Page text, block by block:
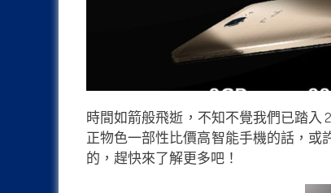
時間如箭般飛逝，不知不覺我們已踏入
正物色一部性比價高智能手機的話，或
的，趕快來了解更多吧！